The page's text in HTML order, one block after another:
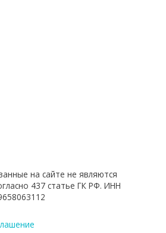
на сайте не являются
437 статье ГК РФ. ИНН